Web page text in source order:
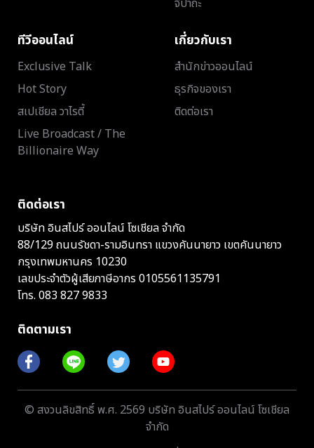
จิปาถะ
ทีวีออนไลน์
Exclusive Talk
Hot Story
สเปเชียล วาไรตี้
Live Broadcast / The
Billionaire Way
เกี่ยวกับเรา
สำนักข่าวออนไลน์
ธุรกิจของเรา
ติดต่อเรา
ติดต่อเรา
บริษัท อินสไปร์ ออนไลน์ โซเชียล จำกัด
88/129 ถนนรัชดา-รามอินทรา แขวงคันนายาว เขตคันนายาว
กรุงเทพมหานคร 10230
เลขประจำตัวผู้เสียภาษีอากร 0105561135791
โทร. 083 827 9833
ติดตามเรา
© สงวนลิขสิทธิ์ พ.ศ. 2569 บริษัท อินสไปร์ ออนไลน์ โซเชียล
จำกัด